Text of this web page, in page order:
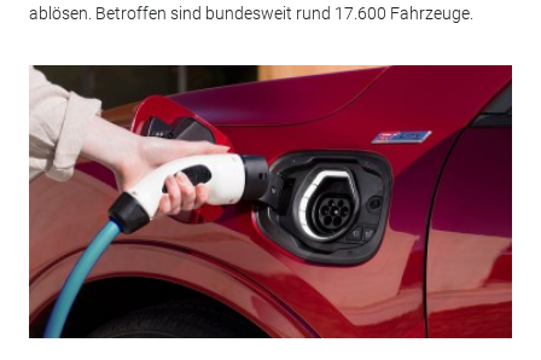
ablösen. Betroffen sind bundesweit rund 17.600 Fahrzeuge.